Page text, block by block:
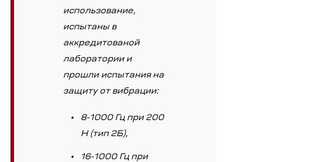
использование,
испытаны в
аккредитованой
лаборатории и
прошли испытания на
защиту от вибрации:
8-1000 Гц при 200
H (тип 2Б),
16-1000 Гц при